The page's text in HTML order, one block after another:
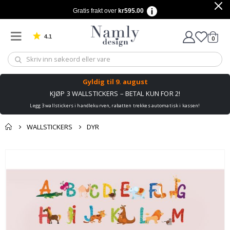
Gratis frakt over kr595.00
4.1 Basert på 1030 stemmer 0varer
Gyldig til 9. august
KJØP 3 WALLSTICKERS – BETAL KUN FOR 2!
Legg 3 wallstickers i handlekurven, rabatten trekkes automatisk i kassen!
WALLSTICKERS DYR
produkter
bildegalleri